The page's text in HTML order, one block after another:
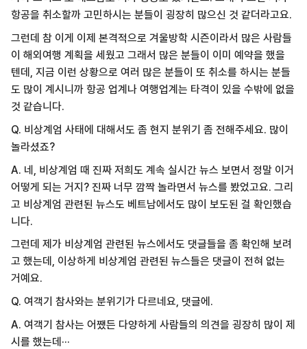
항공을 취소할까 고민하시는 분들이 굉장히 많으신 것 같더라고요.
그런데 참 이게 이제 본격적으로 겨울방학 시즌이라서 많은 사람들
이 해외여행 계획을 세웠고 그래서 많은 분들이 이미 예약을 했을
텐데, 지금 이런 상황으로 여러 많은 분들이 또 취소를 하시는 분들
도 많이 계시니까 항공 업계나 여행업계는 타격이 있을 수밖에 없을
것 같습니다.
Q. 비상계엄 사태에 대해서도 좀 현지 분위기 좀 전해주세요. 많이
놀라셨죠?
A. 네, 비상계엄 때 진짜 저희도 계속 실시간 뉴스 보면서 정말 이거
어떻게 되는 거지? 진짜 너무 깜짝 놀라면서 뉴스를 봤었고요. 그리
고 비상계엄 관련된 뉴스도 베트남에서도 많이 보도된 걸 확인했습
니다.
그런데 제가 비상계엄 관련된 뉴스에서도 댓글들을 좀 확인해 보려
고 했는데, 이상하게 비상계엄 관련된 뉴스들은 댓글이 전혀 없는
거예요.
Q. 여객기 참사와는 분위기가 다르네요, 댓글에.
A. 여객기 참사는 어쨌든 다양하게 사람들의 의견을 굉장히 많이 제
시를 했는데···